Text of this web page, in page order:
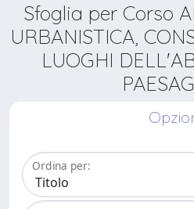
Sfoglia per Corso
URBANISTICA,
LUOGHI
Ordina per: